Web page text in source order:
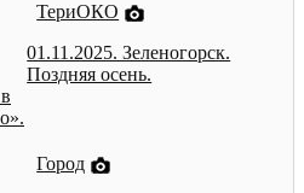
ТериОКО
01.11.2025. Зеленогорск.
Поздняя осень.
Город